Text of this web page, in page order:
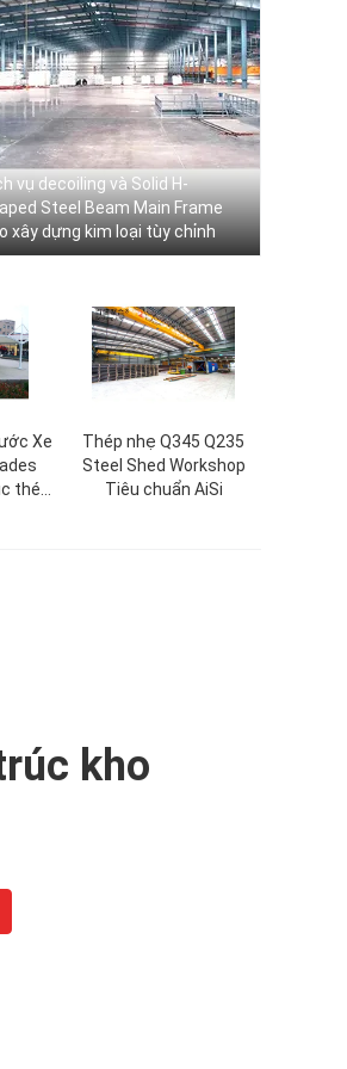
vụ decoiling và Solid H-
Steel Beam Main Frame
xây dựng kim loại tùy chỉnh
Xe
thép
Thép nhẹ Q345 Q235
Steel Shed Workshop
Tiêu chuẩn AiSi
kho